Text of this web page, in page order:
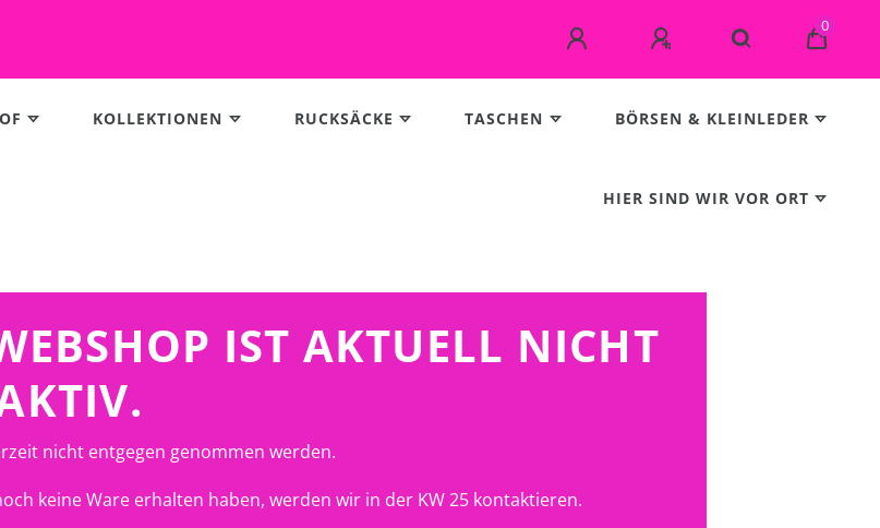
0
KOLLEKTIONEN RUCKSÄCKE TASCHEN BÖRSEN & KLEINLEDER
HIER SIND WIR VOR ORT
IST AKTUELL NICHT
nicht entgegen genommen werden.
keine Ware erhalten haben, werden wir in der KW 25 kontaktieren.